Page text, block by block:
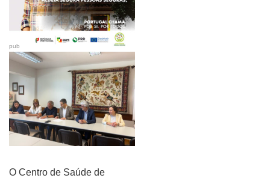
pub
O Centro de Saúde de